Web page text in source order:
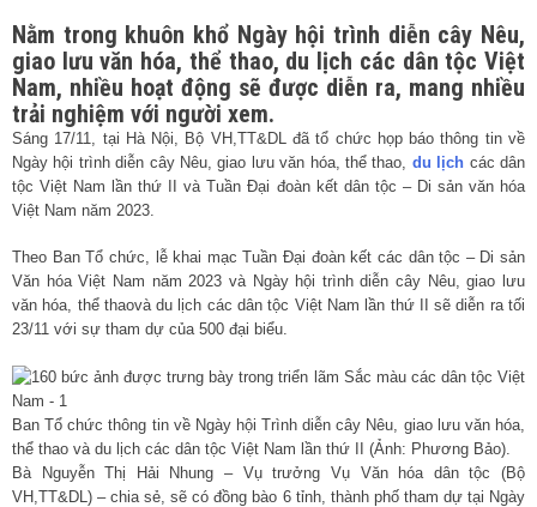
Nằm trong khuôn khổ Ngày hội trình diễn cây Nêu,
giao lưu văn hóa, thể thao, du lịch các dân tộc Việt
Nam, nhiều hoạt động sẽ được diễn ra, mang nhiều
trải nghiệm với người xem.
Sáng 17/11, tại Hà Nội, Bộ VH,TT&DL đã tổ chức họp báo thông tin về
Ngày hội trình diễn cây Nêu, giao lưu văn hóa, thể thao, du lịch các dân
tộc Việt Nam lần thứ II và Tuần Đại đoàn kết dân tộc – Di sản văn hóa
Việt Nam năm 2023.
Theo Ban Tổ chức, lễ khai mạc Tuần Đại đoàn kết các dân tộc – Di sản
Văn hóa Việt Nam năm 2023 và Ngày hội trình diễn cây Nêu, giao lưu
văn hóa, thể thaovà du lịch các dân tộc Việt Nam lần thứ II sẽ diễn ra tối
23/11 với sự tham dự của 500 đại biểu.
Ban Tổ chức thông tin về Ngày hội Trình diễn cây Nêu, giao lưu văn hóa,
thể thao và du lịch các dân tộc Việt Nam lần thứ II (Ảnh: Phương Bảo).
Bà Nguyễn Thị Hải Nhung – Vụ trưởng Vụ Văn hóa dân tộc (Bộ
VH,TT&DL) – chia sẻ, sẽ có đồng bào 6 tỉnh, thành phố tham dự tại Ngày